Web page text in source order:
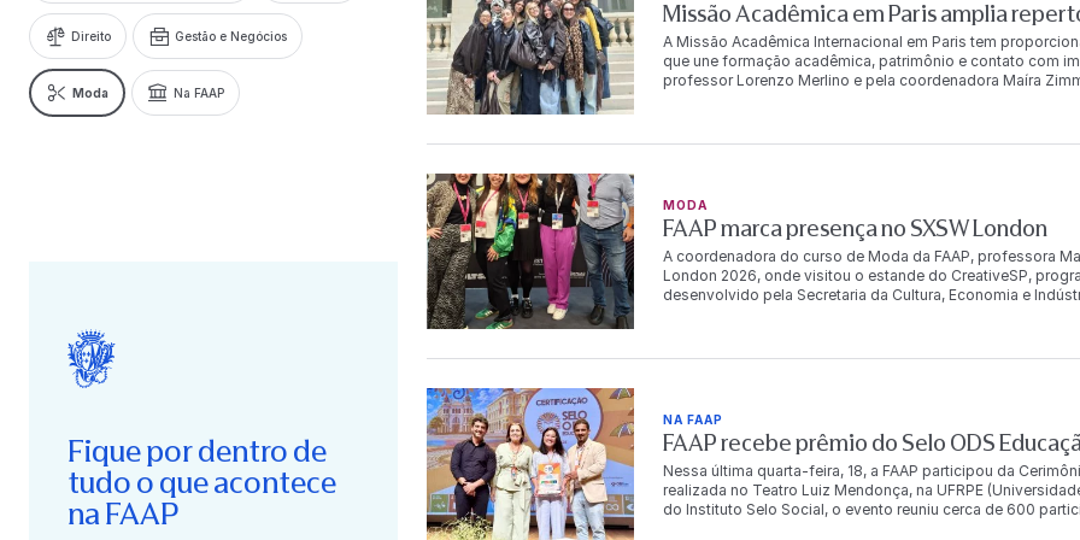
Direito Gestão e Negócios
Moda Na FAAP
Fique por dentro de
tudo o que acontece
na FAAP
plataforma para a formação e projeção de jovens
os participantes pela qualidade e originalidade dos
próxima fase da
Missão Acadêmica em Paris amplia
A Missão Acadêmica Internacional em Paris tem
que une formação acadêmica, patrimônio e contato com
professor Lorenzo Merlino e pela coordenadora Maíra
incluiu ainda visitas ao Musée des Arts Décoratifs e ao
exposição Une journée au XVIIIᵉ siècle, chronique d’un
material da França no século XVIII. Já no segundo, a
refletir sobre a permanência e a releitura das referências
programação, as alunas vivenciam experiências que
instituições, profissionais e acervos internacionais,
MODA
FAAP marca presença no SXSW London
A coordenadora do curso de Moda da FAAP, professora
London 2026, onde visitou o estande do CreativeSP,
desenvolvido pela Secretaria da Cultura, Economia e
polos criativos do
NA FAAP
FAAP recebe prêmio do Selo ODS
Nessa última quarta-feira, 18, a FAAP participou da
realizada no Teatro Luiz Mendonça, na UFRPE
do Instituto Selo Social, o evento reuniu cerca de 600